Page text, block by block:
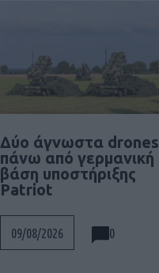
Δύο άγνωστα drones
πάνω από γερμανική
βάση υποστήριξης
Patriot
09/08/2026 0